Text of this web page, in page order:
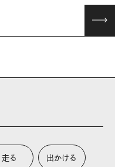
走る 出かける